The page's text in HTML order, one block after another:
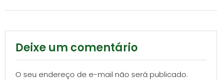
Deixe um comentário
O seu endereço de e-mail não será publicado.